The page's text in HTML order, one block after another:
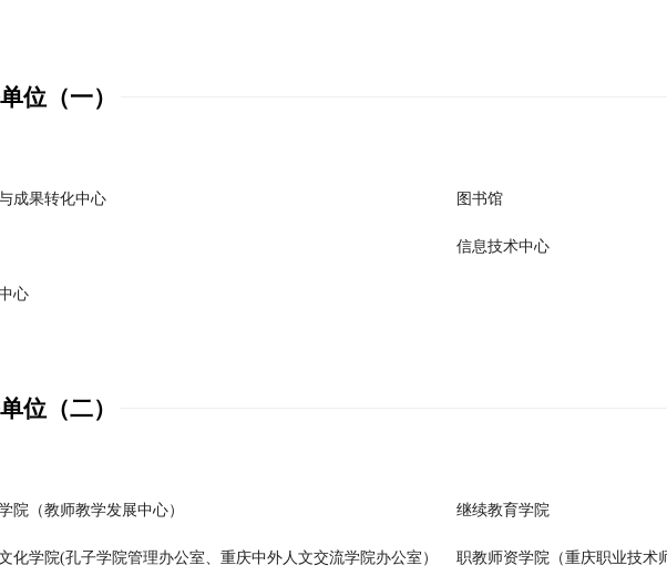
位（一）
成果转化中心 图书馆
信息技术中心
心
位（二）
院（教师教学发展中心） 继续教育学院
化学院(孔子学院管理办公室、重庆中外人文交流学院办公室） 职教师资学院（重庆职业技术